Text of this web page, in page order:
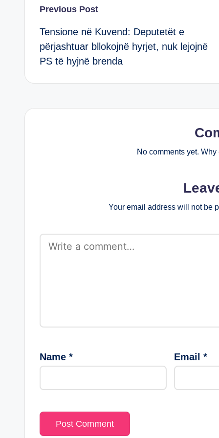
Post
navigation
Previous Post
Tensione në Kuvend: Deputetët e
përjashtuar bllokojnë hyrjet, nuk lejojnë
PS të hyjnë brenda
No comments yet.
Your email address will not be
Name * Email *